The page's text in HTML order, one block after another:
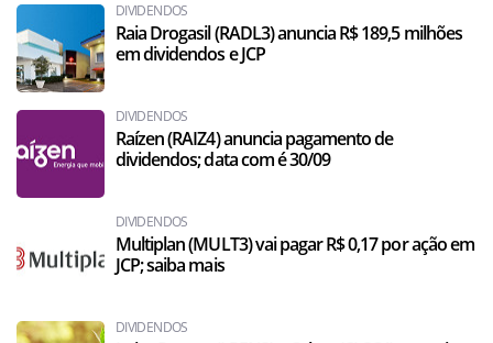
DIVIDENDOS
Raia Drogasil (RADL3) anuncia R$ 189,5 milhões
em dividendos e JCP
DIVIDENDOS
Raízen (RAIZ4) anuncia pagamento de
dividendos; data com é 30/09
DIVIDENDOS
Multiplan (MULT3) vai pagar R$ 0,17 por ação em
JCP; saiba mais
DIVIDENDOS